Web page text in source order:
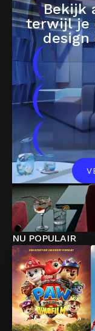
Bekijk
terwijl je
(
(
(
NU POPULAIR